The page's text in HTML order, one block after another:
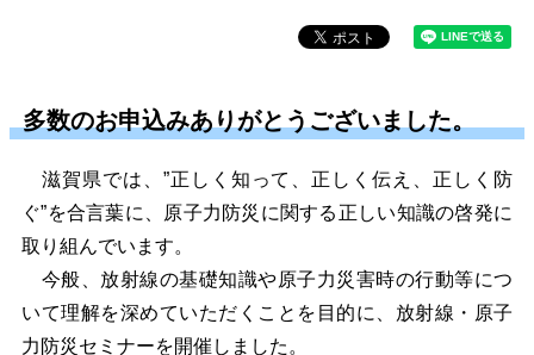
多数のお申込みありがとうございました。
滋賀県では、”正しく知って、正しく伝え、正しく防
ぐ”を合言葉に、原子力防災に関する正しい知識の啓発に
取り組んでいます。
今般、放射線の基礎知識や原子力災害時の行動等につ
いて理解を深めていただくことを目的に、放射線・原子
力防災セミナーを開催しました。